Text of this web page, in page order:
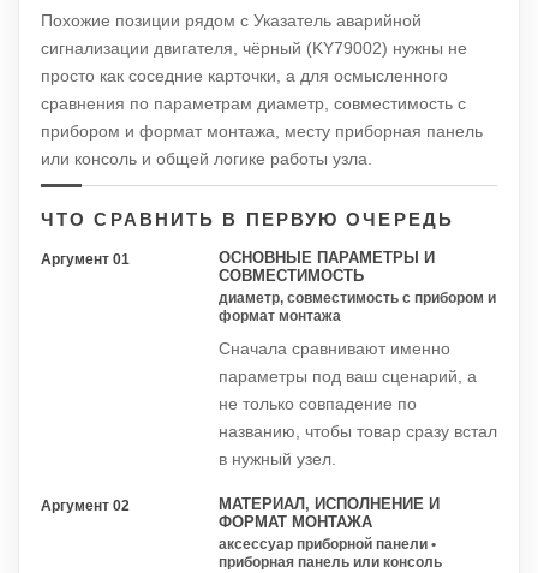
Похожие позиции рядом с Указатель аварийной
сигнализации двигателя, чёрный (KY79002) нужны не
просто как соседние карточки, а для осмысленного
сравнения по параметрам диаметр, совместимость с
прибором и формат монтажа, месту приборная панель
или консоль и общей логике работы узла.
ЧТО СРАВНИТЬ В ПЕРВУЮ ОЧЕРЕДЬ
Аргумент 01
ОСНОВНЫЕ ПАРАМЕТРЫ И
СОВМЕСТИМОСТЬ
диаметр, совместимость с прибором и
формат монтажа
Сначала сравнивают именно
параметры под ваш сценарий, а
не только совпадение по
названию, чтобы товар сразу встал
в нужный узел.
Аргумент 02
МАТЕРИАЛ, ИСПОЛНЕНИЕ И
ФОРМАТ МОНТАЖА
аксессуар приборной панели •
приборная панель или консоль